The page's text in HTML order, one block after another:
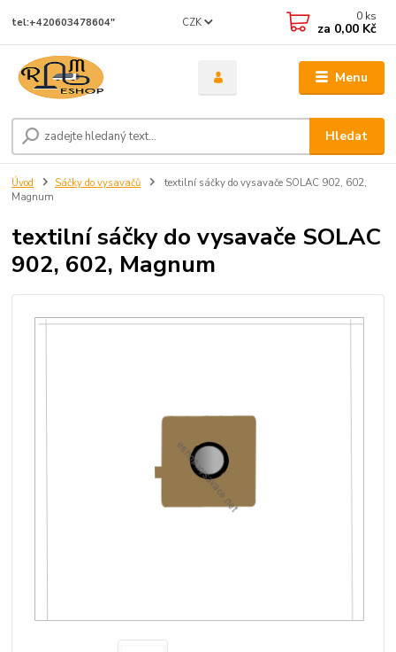
Menu
CZK
Hledat
tel:+420603478604" 0 ks
za 0,00 Kč
Úvod Sáčky do vysavačů
textilní sáčky do vysavače SOLAC 902, 602,
Magnum
textilní sáčky do vysavače SOLAC
902, 602, Magnum